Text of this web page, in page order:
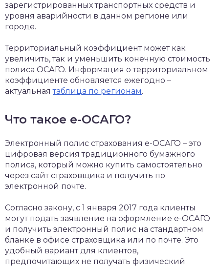
зарегистрированных транспортных средств и
уровня аварийности в данном регионе или
городе.
Территориальный коэффициент может как
увеличить, так и уменьшить конечную стоимость
полиса ОСАГО. Информация о территориальном
коэффициенте обновляется ежегодно –
актуальнаятаблица по регионам.
Что такое е-ОСАГО?
Электронный полис страхования е-ОСАГО – это
цифровая версия традиционного бумажного
полиса, который можно купить самостоятельно
через сайт страховщика и получить по
электронной почте.
Согласно закону, с 1 января 2017 года клиенты
могут подать заявление на оформление е-ОСАГО
и получить электронный полис на стандартном
бланке в офисе страховщика или по почте. Это
удобный вариант для клиентов,
предпочитающих не получать физический